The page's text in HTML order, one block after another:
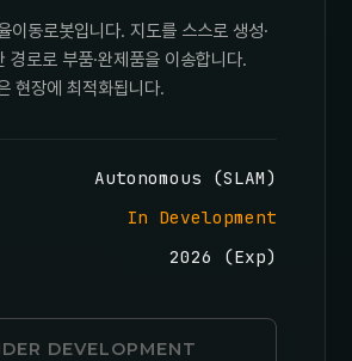
이동로봇입니다. 지도를 스스로 생성·
경로로 부품·완제품을 이송합니다.
현장에 최적화됩니다.
Autonomous (SLAM)
In Development
2026 (Exp)
DEVELOPMENT